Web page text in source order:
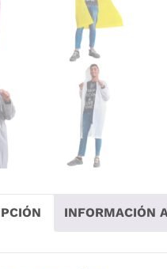
INFORMACIÓN